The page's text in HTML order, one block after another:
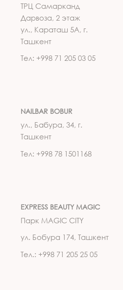
ТРЦ Самарканд
Дарвоза, 2 этаж
ул., Караташ 5А, г.
Ташкент
Тел: +998 71 205 03 05
NAILBAR BOBUR
ул., Бабура, 34, г.
Ташкент
Тел: +998 78 1501168
EXPRESS BEAUTY MAGIC
Парк MAGIC CITY
ул. Бобура 174, Ташкент
Тел.: +998 71 205 25 05